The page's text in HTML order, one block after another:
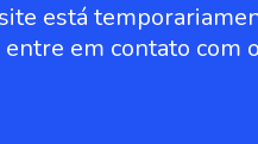
está
entre em contato